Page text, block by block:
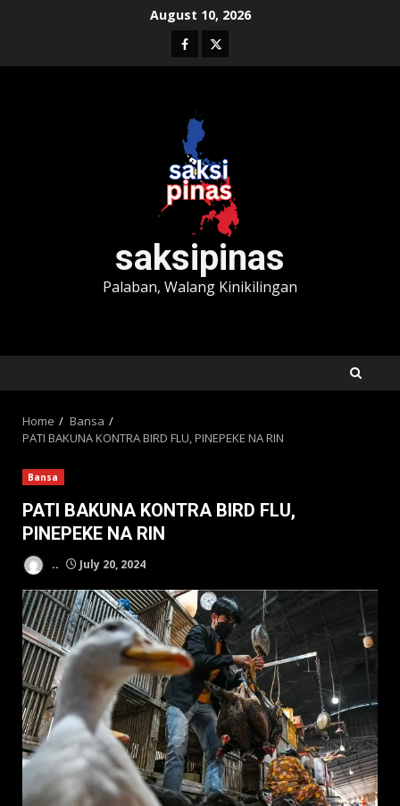
August 10, 2026
Facebook
Twitter
saksipinas
Palaban, Walang Kinikilingan
Home
Bansa
PATI BAKUNA KONTRA BIRD FLU, PINEPEKE NA RIN
Bansa
PATI BAKUNA KONTRA BIRD FLU,
PINEPEKE NA RIN
.. July 20, 2024